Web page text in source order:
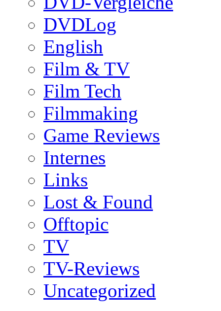
DVDLog
English
Film & TV
Film Tech
Filmmaking
Game Reviews
Internes
Links
Lost & Found
Offtopic
TV
TV-Reviews
Uncategorized